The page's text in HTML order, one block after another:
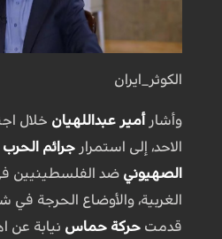
الكوثر_ايران
وأشار أمير عبداللهيان خلال
الاحد، إلى استمرار جرائم الحرب
الصهيوني ضد الفلسطينيين
الغربية، والأوضاع الحرجة في
قدمت حركة حماس نيابة عن